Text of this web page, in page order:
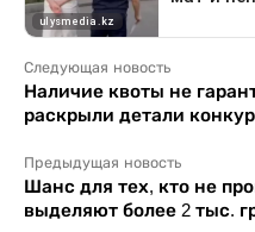
Следующая новость
Наличие квоты не
раскрыли детали
Предыдущая новость
Шанс для тех, кто не
выделяют более 2 тыс.